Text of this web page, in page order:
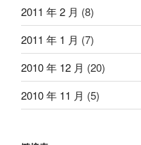
2011 年 2 月 (8)
2011 年 1 月 (7)
2010 年 12 月 (20)
2010 年 11 月 (5)